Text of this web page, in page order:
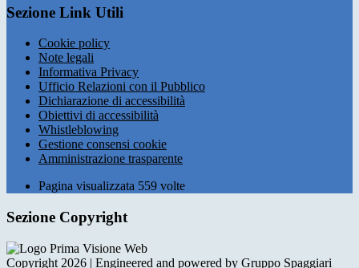
Sezione Link Utili
Cookie policy
Note legali
Informativa Privacy
Ufficio Relazioni con il Pubblico
Dichiarazione di accessibilità
Obiettivi di accessibilità
Whistleblowing
Gestione consensi cookie
Amministrazione trasparente
Pagina visualizzata 559 volte
Sezione Copyright
Copyright 2026 | Engineered and powered by Gruppo Spaggiari